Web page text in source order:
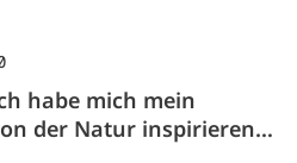
habe mich mein
der Natur inspirieren